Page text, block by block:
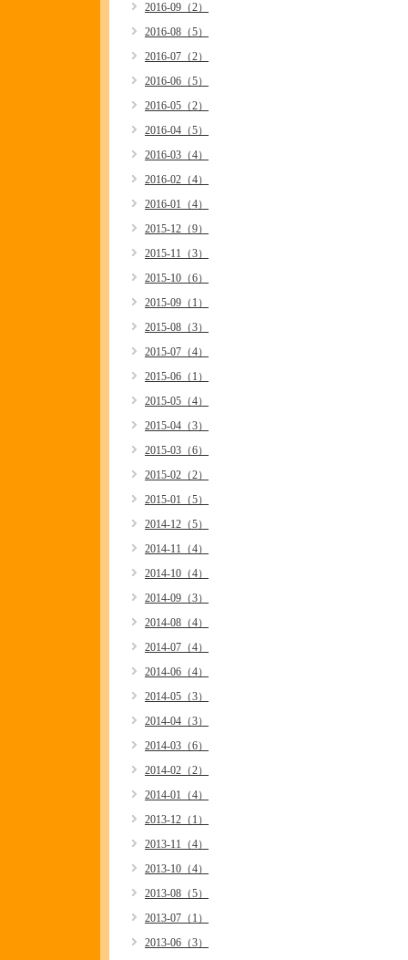
2016-09（2）
2016-08（5）
2016-07（2）
2016-06（5）
2016-05（2）
2016-04（5）
2016-03（4）
2016-02（4）
2016-01（4）
2015-12（9）
2015-11（3）
2015-10（6）
2015-09（1）
2015-08（3）
2015-07（4）
2015-06（1）
2015-05（4）
2015-04（3）
2015-03（6）
2015-02（2）
2015-01（5）
2014-12（5）
2014-11（4）
2014-10（4）
2014-09（3）
2014-08（4）
2014-07（4）
2014-06（4）
2014-05（3）
2014-04（3）
2014-03（6）
2014-02（2）
2014-01（4）
2013-12（1）
2013-11（4）
2013-10（4）
2013-08（5）
2013-07（1）
2013-06（3）